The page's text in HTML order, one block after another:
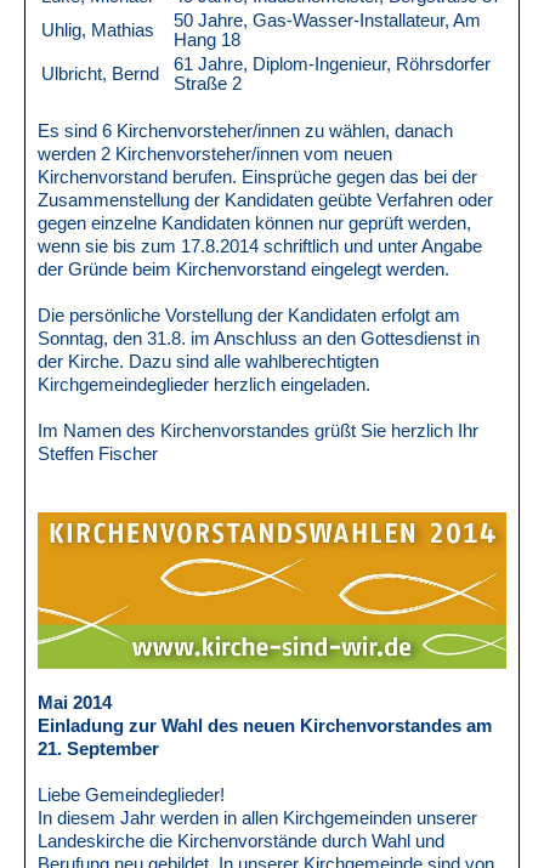
Uhlig, Mathias
50 Jahre, Gas-Wasser-Installateur, Am
Hang 18
Ulbricht, Bernd
61 Jahre, Diplom-Ingenieur, Röhrsdorfer
Straße 2
Es sind 6 Kirchenvorsteher/innen zu wählen, danach
werden 2 Kirchenvorsteher/innen vom neuen
Kirchenvorstand berufen. Einsprüche gegen das bei der
Zusammenstellung der Kandidaten geübte Verfahren oder
gegen einzelne Kandidaten können nur geprüft werden,
wenn sie bis zum 17.8.2014 schriftlich und unter Angabe
der Gründe beim Kirchenvorstand eingelegt werden.
Die persönliche Vorstellung der Kandidaten erfolgt am
Sonntag, den 31.8. im Anschluss an den Gottesdienst in
der Kirche. Dazu sind alle wahlberechtigten
Kirchgemeindeglieder herzlich eingeladen.
Im Namen des Kirchenvorstandes grüßt Sie herzlich Ihr
Steffen Fischer
Mai 2014
Einladung zur Wahl des neuen Kirchenvorstandes am
21. September
Liebe Gemeindeglieder!
In diesem Jahr werden in allen Kirchgemeinden unserer
Landeskirche die Kirchenvorstände durch Wahl und